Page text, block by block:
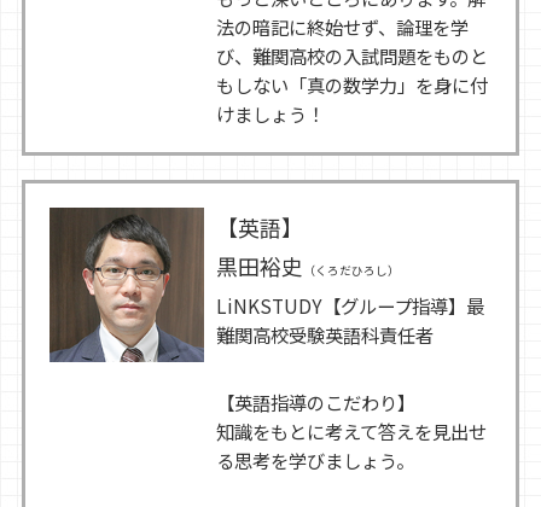
法の暗記に終始せず、論理を学
び、難関高校の入試問題をものと
もしない「真の数学力」を身に付
けましょう！
【英語】
黒田裕史
（くろだひろし）
LiNKSTUDY【グループ指導】最
難関高校受験英語科責任者
【英語指導のこだわり】
知識をもとに考えて答えを見出せ
る思考を学びましょう。